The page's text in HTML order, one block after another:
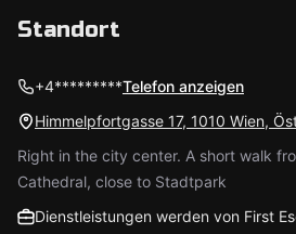
Standort
+4*********Telefon anzeigen
Himmelpfortgasse 17, 1010 Wien,
Right in the city center. A short walk
Cathedral, close to Stadtpark
Dienstleistungen werden von First